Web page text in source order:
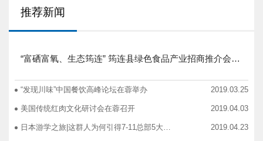
推荐新闻
“富硒富氧、生态筠连” 筠连县绿色食品产业招商推介会圆满举行
“发现川味”中国餐饮高峰论坛在蓉举办 2019.03.25
美国传统红肉文化研讨会在蓉召开 2019.04.03
日本游学之旅|这群人为何引得7-11总部5大高管集团出动 2019.04.23